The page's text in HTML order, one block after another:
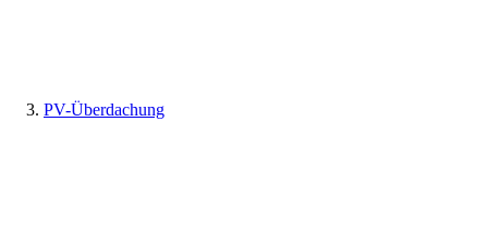
PV-Überdachung